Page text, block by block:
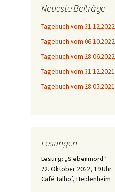
Neueste Beiträge
Tagebuch vom 31.12.2022
Tagebuch vom 06.10.2022
Tagebuch vom 28.06.2022
Tagebuch vom 31.12.2021
Tagebuch vom 28.05.2021
Lesungen
Lesung: „Siebenmord“
22. Oktober 2022, 19 Uhr
Café Talhof, Heidenheim